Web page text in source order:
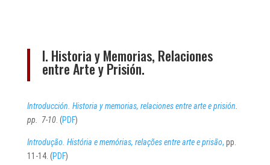
I. Historia y Memorias, Relaciones
entre Arte y Prisión.
Introducción. Historia y memorias, relaciones entre arte e prisión
pp. 7-10. (PDF)
Introdução. História e memórias, relações entre arte e prisão, pp.
11-14. (PDF)